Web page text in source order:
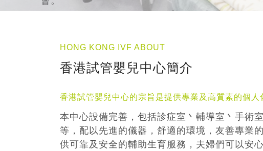
HONG KONG IVF ABOUT
香港試管嬰兒中心簡介
香港試管嬰兒中心的宗旨是提供專業及高質素的個人
本中心設備完善，包括診症室丶輔導室丶手術
等，配以先進的儀器，舒適的環境，友善專業
供可靠及安全的輔助生育服務，夫婦們可以安